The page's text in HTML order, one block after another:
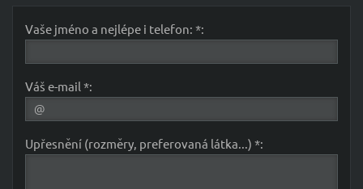
Vaše jméno a nejlépe i telefon: *:
Váš e-mail *:
Upřesnění (rozměry, preferovaná látka...) *: